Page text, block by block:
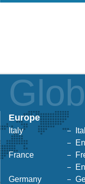
Europe
Italy
France
Germany